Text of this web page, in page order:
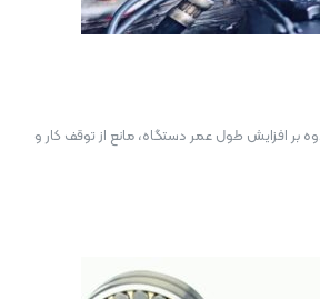
بر افزایش طول عمر دستگاه، مانع از توقف کار و